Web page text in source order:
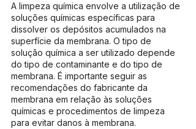
A limpeza química envolve a utilização de
soluções químicas específicas para
dissolver os depósitos acumulados na
superfície da membrana. O tipo de
solução química a ser utilizado depende
do tipo de contaminante e do tipo de
membrana. É importante seguir as
recomendações do fabricante da
membrana em relação às soluções
químicas e procedimentos de limpeza
para evitar danos à membrana.